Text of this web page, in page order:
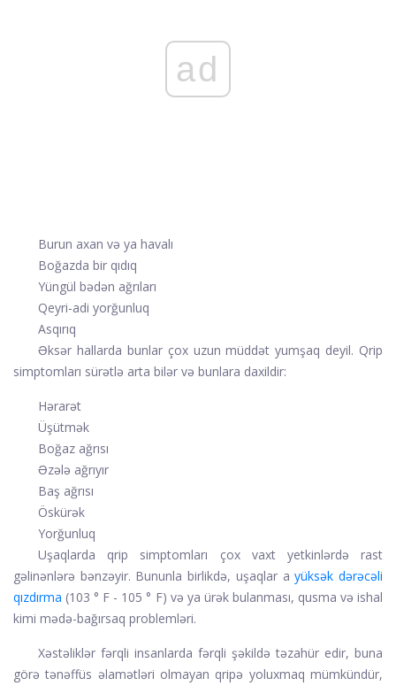
ad
Burun axan və ya havalı
Boğazda bir qıdıq
Yüngül bədən ağrıları
Qeyri-adi yorğunluq
Asqırıq
Əksər hallarda bunlar çox uzun müddət yumşaq deyil. Qrip
simptomları sürətlə arta bilər və bunlara daxildir:
Hərarət
Üşütmək
Boğaz ağrısı
Əzələ ağrıyır
Baş ağrısı
Öskürək
Yorğunluq
Uşaqlarda qrip simptomları çox vaxt yetkinlərdə rast
gəlinənlərə bənzəyir. Bununla birlikdə, uşaqlar a yüksək dərəcəli
qızdırma (103 ° F - 105 ° F) və ya ürək bulanması, qusma və ishal
kimi mədə-bağırsaq problemləri.
Xəstəliklər fərqli insanlarda fərqli şəkildə təzahür edir, buna
görə tənəffüs əlamətləri olmayan qripə yoluxmaq mümkündür,